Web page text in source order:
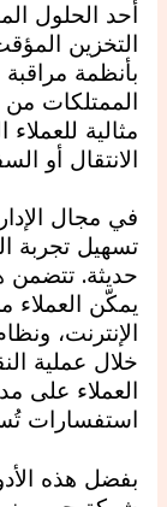
أحد الحلول
التخزين
بأنظمة
الممتلكات من
مثالية
الانتقال أو
في مجال
تسهيل تجربة
حديثة. تتضمن
يمكّن
الإنترنت،
خلال عملية
العملاء على
استفسارات
بفضل هذه